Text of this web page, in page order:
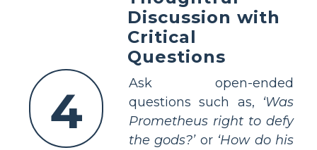
4
Discussion with
Critical
Questions
Ask open-ended
questions such as, ‘Was
Prometheus right to defy
the gods?’or ‘How do his